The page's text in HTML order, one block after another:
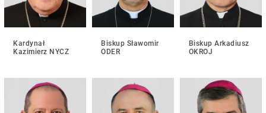
Kardynał
Kazimierz NYCZ
Biskup Sławomir
ODER
Biskup Arkadiusz
OKROJ